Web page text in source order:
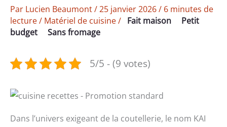
Par Lucien Beaumont/25 janvier 2026/ 6 minutes de
lecture/ Matériel de cuisine/ Fait maison
Petit
budget
Sans fromage
5/5 - (9 votes)
Dans l’univers exigeant de la coutellerie, le nom KAI